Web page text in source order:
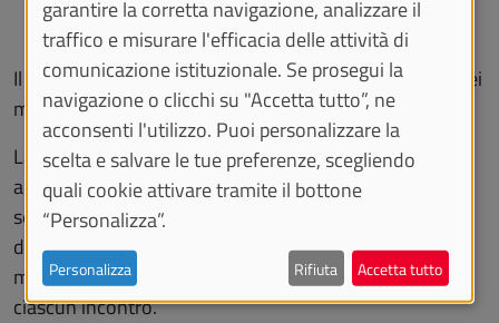
creazione di valore per l’identità aziendale.
Il ciclo proseguirà con ulteriori appuntamenti previsti nei
mesi di ottobre e novembre.
La partecipazione è gratuita e non richiede l’adesione
all’intero percorso formativo: ogni webinar può essere
seguito singolarmente, selezionandolo al momento
della registrazione. Le scelte effettuate possono essere
modificate fino al termine della giornata precedente a
ciascun incontro.
garantire la corretta navigazione, analizzare il
traffico e misurare l'efficacia delle attività di
comunicazione istituzionale. Se prosegui la
navigazione o clicchi su "Accetta tutto”, ne
acconsenti l'utilizzo. Puoi personalizzare la
scelta e salvare le tue preferenze, scegliendo
quali cookie attivare tramite il bottone
“Personalizza”.
Personalizza Rifiuta Accetta tutto